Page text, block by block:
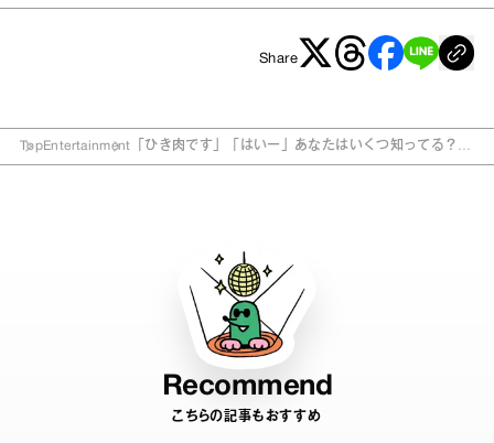
Share
TopEntertainment 「ひき肉です」「はいー」あなたはいくつ知ってる？
Recommend
こちらの記事もおすすめ